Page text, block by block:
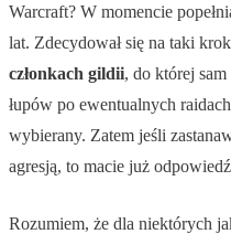
Warcraft? W momencie
lat. Zdecydował się na taki
członkach gildii, do której sam
łupów po ewentualnych
wybierany. Zatem jeśli
agresją, to macie już
Rozumiem, że dla niektórych